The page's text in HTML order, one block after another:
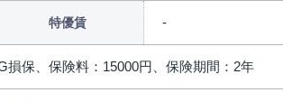
特優賃
保、保険料：15000円、保険期間：2年